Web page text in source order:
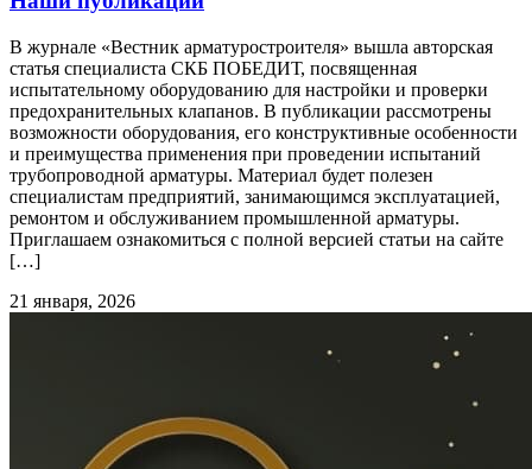
В журнале «Вестник арматуростроителя» вышла авторская
статья специалиста СКБ ПОБЕДИТ, посвященная
испытательному оборудованию для настройки и проверки
предохранительных клапанов. В публикации рассмотрены
возможности оборудования, его конструктивные особенности
и преимущества применения при проведении испытаний
трубопроводной арматуры. Материал будет полезен
специалистам предприятий, занимающимся эксплуатацией,
ремонтом и обслуживанием промышленной арматуры.
Приглашаем ознакомиться с полной версией статьи на сайте
[…]
21 января, 2026